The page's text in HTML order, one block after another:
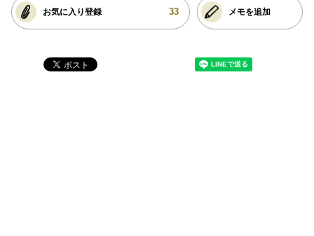
お気に入り登録 33 メモを追加